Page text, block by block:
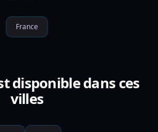
France
disponible dans ces
villes